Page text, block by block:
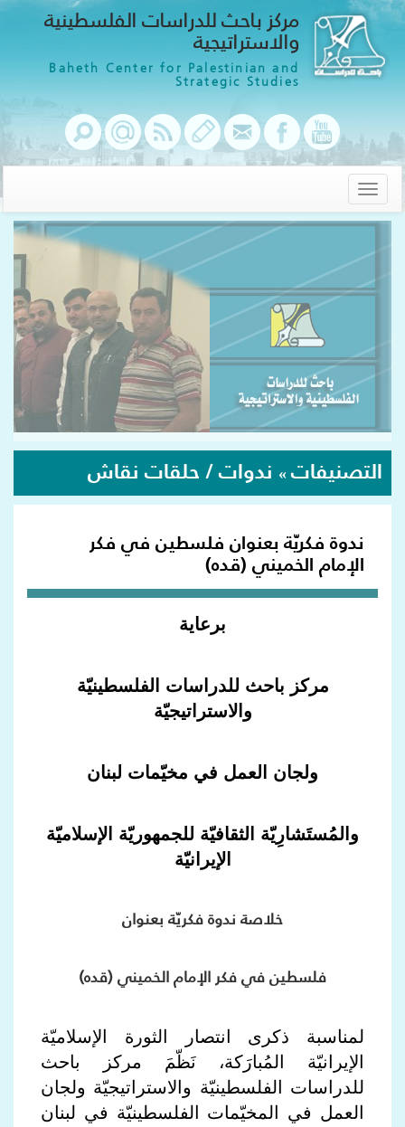
مركز باحث للدراسات الفلسطينية
والاستراتيجية
Baheth Center for Palestinian and
Strategic Studies
Toggle
navigation
التصنيفات » ندوات / حلقات نقاش
ندوة فكريّة بعنوان فلسطين في فكر
الإمام الخميني (قده)
برعاية
مركز باحث للدراسات الفلسطينيّة
والاستراتيجيّة
ولجان العمل في مخيّمات لبنان
والمُستَشارِيّة الثقافيّة للجمهوريّة الإسلاميّة
الإيرانيّة
خلاصة ندوة فكريّة بعنوان
فلسطين في فكر الإمام الخميني (قده)
لمناسبة ذكرى انتصار الثورة الإسلاميّة
الإيرانيّة المُبارَكة، نَظّمَ مركز باحث
للدراسات الفلسطينيّة والاستراتيجيّة ولجان
العمل في المخيّمات الفلسطينيّة في لبنان